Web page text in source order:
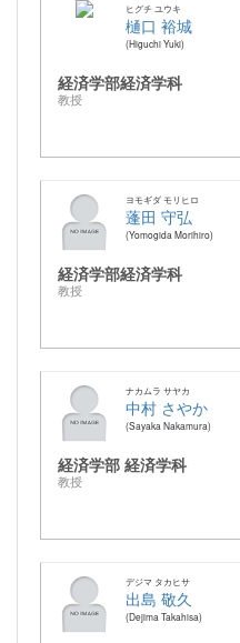
ヒグチ ユウキ
樋口 裕城
Higuchi Yuki
経済学部経済学科
教授
ヨモギダ モリヒロ
蓬田 守弘
Yomogida Morihiro
経済学部経済学科
教授
ナカムラ サヤカ
中村 さやか
Sayaka Nakamura
経済学部 経済学科
教授
デジマ タカヒサ
出島 敬久
Dejima Takahisa